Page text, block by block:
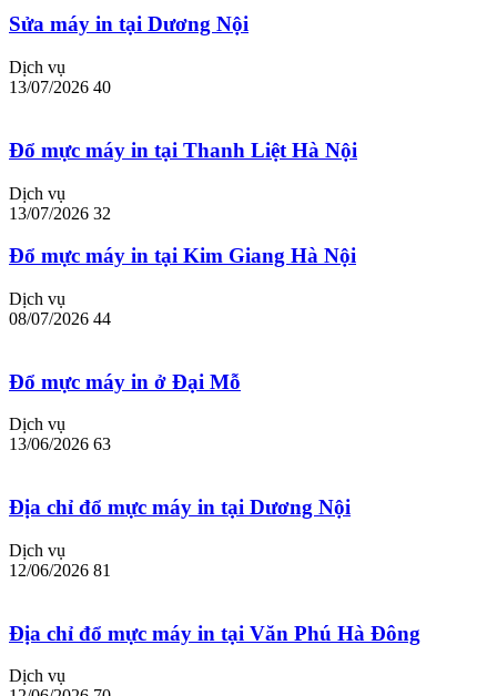
Sửa máy in tại Dương Nội
Dịch vụ
13/07/2026 40
Đổ mực máy in tại Thanh Liệt Hà Nội
Dịch vụ
13/07/2026 32
Đổ mực máy in tại Kim Giang Hà Nội
Dịch vụ
08/07/2026 44
Đổ mực máy in ở Đại Mỗ
Dịch vụ
13/06/2026 63
Địa chỉ đổ mực máy in tại Dương Nội
Dịch vụ
12/06/2026 81
Địa chỉ đổ mực máy in tại Văn Phú Hà Đông
Dịch vụ